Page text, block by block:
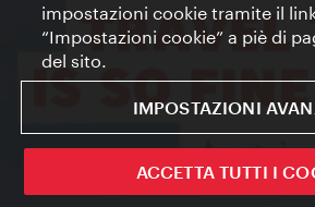
impostazioni cookie tramite il
“Impostazioni cookie” a piè di
del sito.
IMPOSTAZIONI
ACCETTA TUTTI I